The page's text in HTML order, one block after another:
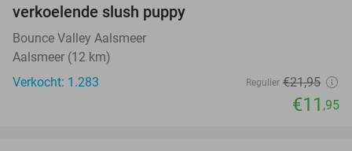
verkoelende slush puppy
Bounce Valley Aalsmeer
Aalsmeer (12 km)
Verkocht: 1.283
Regulier €21,95
€11 ,95